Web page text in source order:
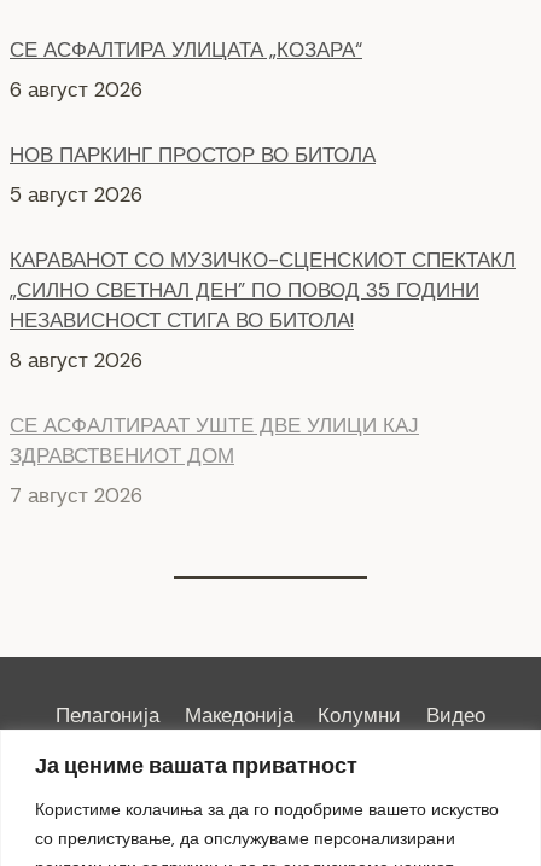
Ја цениме вашата приватност
Користиме колачиња за да го подобриме вашето искуство
со прелистување, да опслужуваме персонализирани
СЕ АСФАЛТИРА УЛИЦАТА „КОЗАРА“
6 август 2026
НОВ ПАРКИНГ ПРОСТОР ВО БИТОЛА
5 август 2026
КАРАВАНОТ СО МУЗИЧКО-СЦЕНСКИОТ СПЕКТАКЛ
„СИЛНО СВЕТНАЛ ДЕН” ПО ПОВОД 35 ГОДИНИ
НЕЗАВИСНОСТ СТИГА ВО БИТОЛА!
8 август 2026
СЕ АСФАЛТИРААТ УШТЕ ДВЕ УЛИЦИ КАЈ
ЗДРАВСТВEНИОТ ДОМ
7 август 2026
Пелагонија Македонија Колумни
Видео
Емисии
Култура Здравје
Занимливости
Спорт
ИРИС